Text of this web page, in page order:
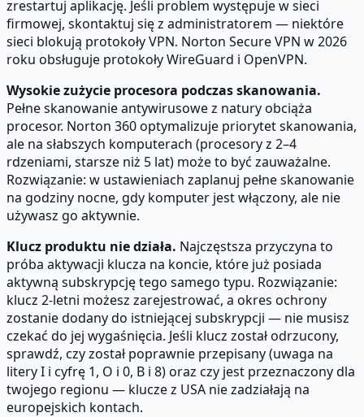
zrestartuj aplikację. Jeśli problem występuje w sieci
firmowej, skontaktuj się z administratorem — niektóre
sieci blokują protokoły VPN. Norton Secure VPN w 2026
roku obsługuje protokoły WireGuard i OpenVPN.
Wysokie zużycie procesora podczas skanowania.
Pełne skanowanie antywirusowe z natury obciąża
procesor. Norton 360 optymalizuje priorytet skanowania,
ale na słabszych komputerach (procesory z 2–4
rdzeniami, starsze niż 5 lat) może to być zauważalne.
Rozwiązanie: w ustawieniach zaplanuj pełne skanowanie
na godziny nocne, gdy komputer jest włączony, ale nie
używasz go aktywnie.
Klucz produktu nie działa. Najczęstsza przyczyna to
próba aktywacji klucza na koncie, które już posiada
aktywną subskrypcję tego samego typu. Rozwiązanie:
klucz 2-letni możesz zarejestrować, a okres ochrony
zostanie dodany do istniejącej subskrypcji — nie musisz
czekać do jej wygaśnięcia. Jeśli klucz został odrzucony,
sprawdź, czy został poprawnie przepisany (uwaga na
litery I i cyfrę 1, O i 0, B i 8) oraz czy jest przeznaczony dla
twojego regionu — klucze z USA nie zadziałają na
europejskich kontach.